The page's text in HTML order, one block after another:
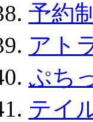
予約
アト
ぷち
テイ